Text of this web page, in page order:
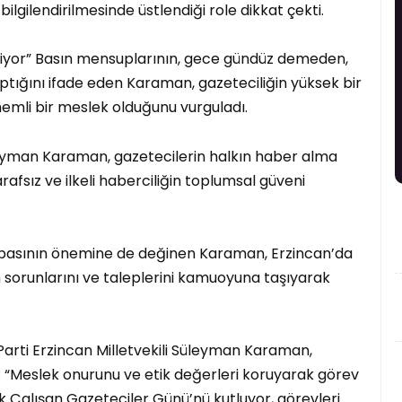
üstlendiği role dikkat çekti.
Basın mensuplarının, gece gündüz demeden,
ifade eden Karaman, gazeteciliğin yüksek bir
bir meslek olduğunu vurguladı.
Karaman, gazetecilerin halkın haber alma
ve ilkeli haberciliğin toplumsal güveni
önemine de değinen Karaman, Erzincan’da
ve taleplerini kamuoyuna taşıyarak
Erzincan Milletvekili Süleyman Karaman,
“Meslek onurunu ve etik değerleri koruyarak görev